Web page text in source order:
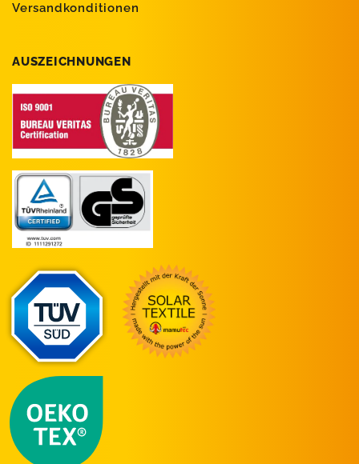
Versandkonditionen
AUSZEICHNUNGEN